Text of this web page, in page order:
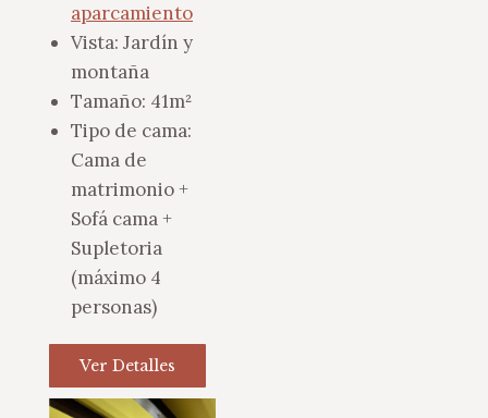
aparcamiento
Vista: Jardín y
montaña
Tamaño: 41m²
Tipo de cama:
Cama de
matrimonio +
Sofá cama +
Supletoria
(máximo 4
personas)
Ver Detalles